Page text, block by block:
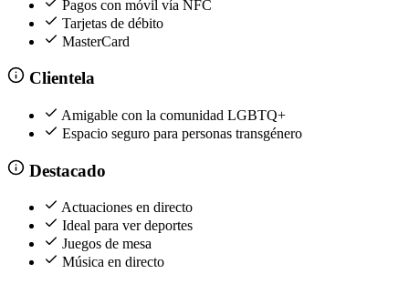
Pagos con móvil vía NFC
Tarjetas de débito
MasterCard
Clientela
Amigable con la comunidad LGBTQ+
Espacio seguro para personas transgénero
Destacado
Actuaciones en directo
Ideal para ver deportes
Juegos de mesa
Música en directo